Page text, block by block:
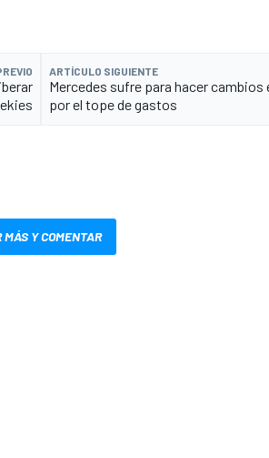
ARTÍCULO SIGUIENTE
Mercedes sufre para hacer cambios
por el tope de gastos
MÁS Y COMENTAR